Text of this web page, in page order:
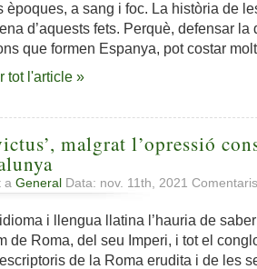
èpoques, a sang i foc. La història de
d’aquests fets. Perquè, defensar
que formen Espanya, pot costar
tot l'article »
malgrat l’opressió
a General Data: nov. 11th, 2021
i llengua llatina l’hauria de
de Roma, del seu Imperi, i tot el
de la Roma erudita i de les